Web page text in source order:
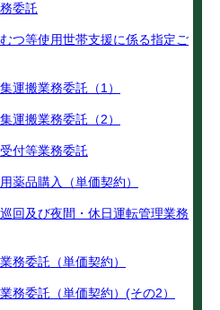
委託
つ等使用世帯支援に係る指定ご
運搬業務委託（1）
運搬業務委託（2）
付等業務委託
薬品購入（単価契約）
回及び夜間・休日運転管理業務
務委託（単価契約）
務委託（単価契約）(その2）